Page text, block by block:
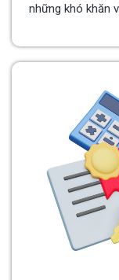
những khó khăn